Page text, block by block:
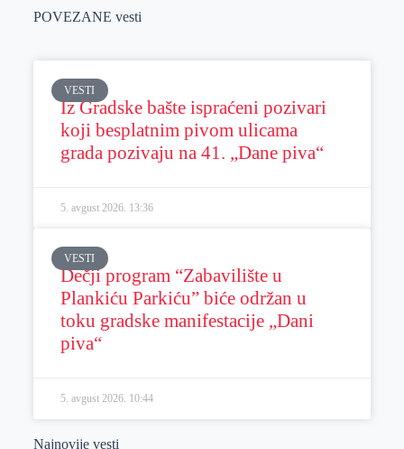
POVEZANE vesti
VESTI
Iz Gradske bašte ispraćeni pozivari
koji besplatnim pivom ulicama
grada pozivaju na 41. „Dane piva“
5. avgust 2026. 13:36
VESTI
Dečji program “Zabavilište u
Plankiću Parkiću” biće održan u
toku gradske manifestacije „Dani
piva“
5. avgust 2026. 10:44
Najnovije vesti